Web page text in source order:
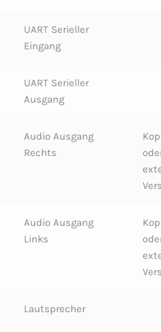
UART Serieller
Eingang
UART Serieller
Ausgang
Audio Ausgang
Rechts
Audio Ausgang
Links
Lautsprecher